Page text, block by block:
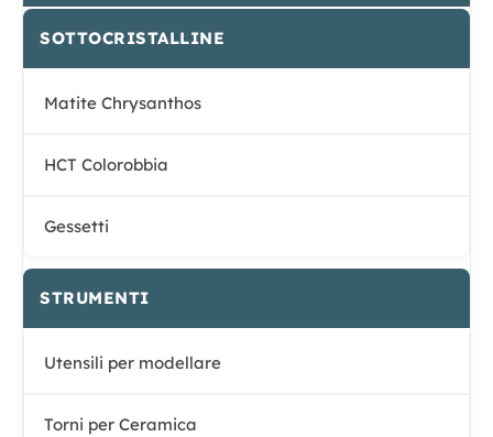
SOTTOCRISTALLINE
Matite Chrysanthos
HCT Colorobbia
Gessetti
STRUMENTI
Utensili per modellare
Torni per Ceramica